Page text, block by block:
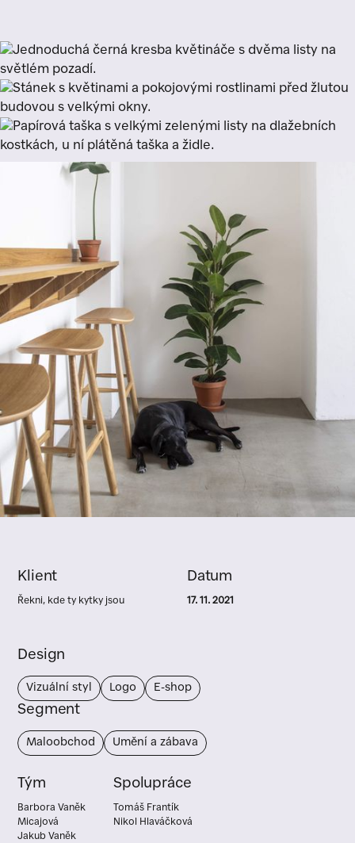
Klient
Řekni, kde ty kytky jsou
Datum
17. 11. 2021
Design
Vizuální styl Logo E-shop
Segment
Maloobchod Umění a zábava
Tým
Barbora Vaněk
Micajová
Jakub Vaněk
Spolupráce
Tomáš Frantík
Nikol Hlaváčková